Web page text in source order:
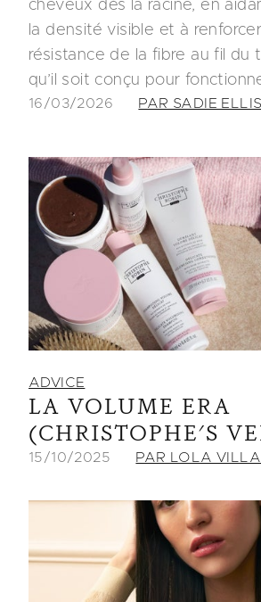
cheveux dès la racine, en
la densité visible et à
résistance de la fibre au fil du
qu’il soit conçu pour
16/03/2026 PAR SADIE ELLIS
ADVICE
LA VOLUME ERA
(CHRISTOPHE'S
15/10/2025 PAR LOLA